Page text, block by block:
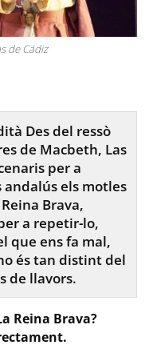
de Cádiz
Des del ressò
de Macbeth, Las
per a
els motles
Brava,
a repetir-lo,
que ens fa mal,
és tan distint del
de llavors.
Reina Brava?